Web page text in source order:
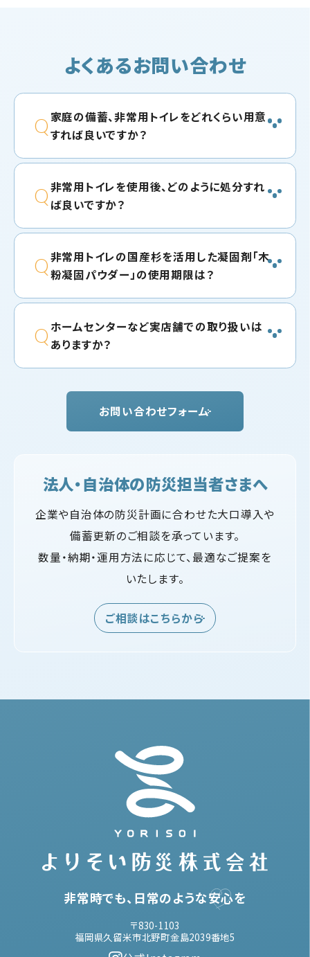
よくあるお問い合わせ
Q 家庭の備蓄、非常用トイレをどれくらい用意
すれば良いですか？
Q非常用トイレを使用後、どのように処分すれ
ば良いですか？
Q非常用トイレの国産杉を活用した凝固剤「木
粉凝固パウダー」の使用期限は？
Q ホームセンターなど実店舗での取り扱いは
ありますか？
お問い合わせフォーム
法人・自治体の防災担当者さまへ
企業や自治体の防災計画に合わせた大口導入や
備蓄更新のご相談を承っています。
数量・納期・運用方法に応じて、最適なご提案を
いたします。
ご相談はこちらから
非常時でも、日常のような安心を
〒830-1103
福岡県久留米市北野町金島2039番地5